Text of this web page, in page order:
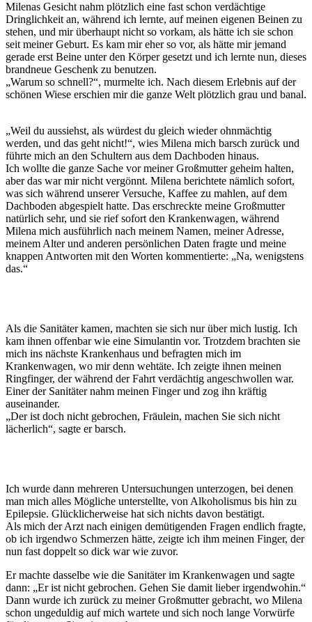
Milenas Gesicht nahm plötzlich eine fast schon verdächtige
Dringlichkeit an, während ich lernte, auf meinen eigenen Beinen zu
stehen, und mir überhaupt nicht so vorkam, als hätte ich sie schon
seit meiner Geburt. Es kam mir eher so vor, als hätte mir jemand
gerade erst Beine unter den Körper gesetzt und ich lernte nun, dieses
brandneue Geschenk zu benutzen.
„Warum so schnell?“, murmelte ich. Nach diesem Erlebnis auf der
schönen Wiese erschien mir die ganze Welt plötzlich grau und banal.
„Weil du aussiehst, als würdest du gleich wieder ohnmächtig
werden, und das geht nicht!“, wies Milena mich barsch zurück und
führte mich an den Schultern aus dem Dachboden hinaus.
Ich wollte die ganze Sache vor meiner Großmutter geheim halten,
aber das war mir nicht vergönnt. Milena berichtete nämlich sofort,
was sich während unserer Versuche, Kaffee zu mahlen, auf dem
Dachboden abgespielt hatte. Das erschreckte meine Großmutter
natürlich sehr, und sie rief sofort den Krankenwagen, während
Milena mich ausführlich nach meinem Namen, meiner Adresse,
meinem Alter und anderen persönlichen Daten fragte und meine
knappen Antworten mit den Worten kommentierte: „Na, wenigstens
das.“
Als die Sanitäter kamen, machten sie sich nur über mich lustig. Ich
kam ihnen offenbar wie eine Simulantin vor. Trotzdem brachten sie
mich ins nächste Krankenhaus und befragten mich im
Krankenwagen, wo mir denn wehtäte. Ich zeigte ihnen meinen
Ringfinger, der während der Fahrt verdächtig angeschwollen war.
Einer der Sanitäter nahm meinen Finger und zog ihn kräftig
auseinander.
„Der ist doch nicht gebrochen, Fräulein, machen Sie sich nicht
lächerlich“, sagte er barsch.
Ich wurde dann mehreren Untersuchungen unterzogen, bei denen
man mich alles Mögliche unterstellte, von Alkoholismus bis hin zu
Epilepsie. Glücklicherweise hat sich nichts davon bestätigt.
Als mich der Arzt nach einigen demütigenden Fragen endlich fragte,
ob ich irgendwo Schmerzen hätte, zeigte ich ihm meinen Finger, der
nun fast doppelt so dick war wie zuvor.
Er machte dasselbe wie die Sanitäter im Krankenwagen und sagte
dann: „Er ist nicht gebrochen. Gehen Sie damit lieber irgendwohin.“
Dann wurde ich zurück zu meiner Großmutter gebracht, wo Milena
schon ungeduldig auf mich wartete und sich noch lange Vorwürfe